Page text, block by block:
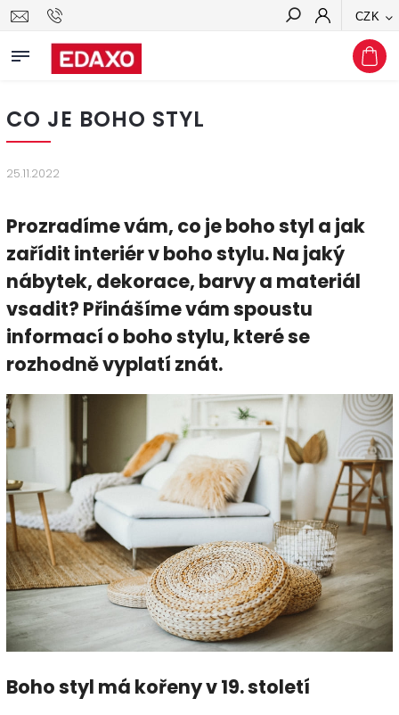
CZK
Hledat
CO JE BOHO STYL
25.11.2022
Prozradíme vám, co je boho styl a jak
zařídit interiér v boho stylu. Na jaký
nábytek, dekorace, barvy a materiál
vsadit? Přinášíme vám spoustu
informací o boho stylu, které se
rozhodně vyplatí znát.
Boho styl má kořeny v 19. století